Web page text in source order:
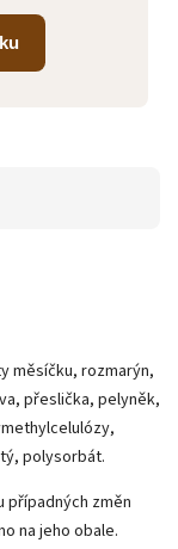
měsíčku, rozmarýn,
přeslička, pelyněk,
polysorbát.
případných změn
na jeho obale.